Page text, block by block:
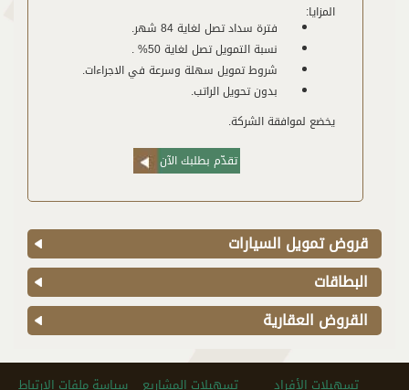
المزايا:
فترة سداد تصل لغاية 84 شهر.
نسبة التمويل تصل لغاية 50% .
شروط تمويل سهلة وسرعة في الاجراءات.
بدون تحويل الراتب.
يخضع لموافقة الشركة.
تقدّم بطلبك الآن
قروض تمويل السيارات
البطاقات
القروض العقارية
تسهيلات الأفراد تسهيلات المشاريع سياسة ملفات الارتباط